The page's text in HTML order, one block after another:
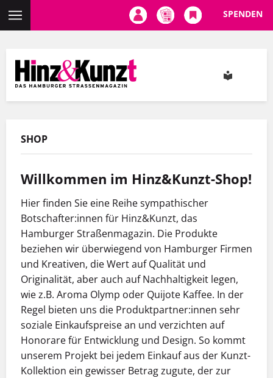
Inhalt
SPENDEN
SHOP
Willkommen im Hinz&Kunzt-Shop!
Hier finden Sie eine Reihe sympathischer
Botschafter:innen für Hinz&Kunzt, das
Hamburger Straßenmagazin. Die Produkte
beziehen wir überwiegend von Hamburger Firmen
und Kreativen, die Wert auf Qualität und
Originalität, aber auch auf Nachhaltigkeit legen,
wie z.B. Aroma Olymp oder Quijote Kaffee. In der
Regel bieten uns die Produktpartner:innen sehr
soziale Einkaufspreise an und verzichten auf
Honorare für Entwicklung und Design. So kommt
unserem Projekt bei jedem Einkauf aus der Kunzt-
Kollektion ein gewisser Betrag zugute, der zur